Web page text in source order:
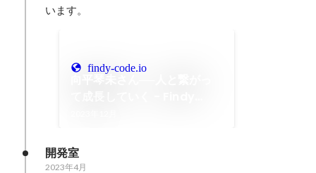
います。
findy-code.io
開発室
2023年4月